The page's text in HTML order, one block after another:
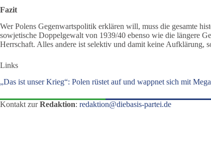
Fazit
Wer Polens Gegenwartspolitik erklären will, muss die gesamte
sowjetische Doppelgewalt von 1939/40 ebenso wie die längere
Herrschaft. Alles andere ist selektiv und damit keine Aufklärung,
Links
„Das ist unser Krieg“: Polen rüstet auf und wappnet sich mit
Kontakt zurRedaktion: redaktion@diebasis-partei.de